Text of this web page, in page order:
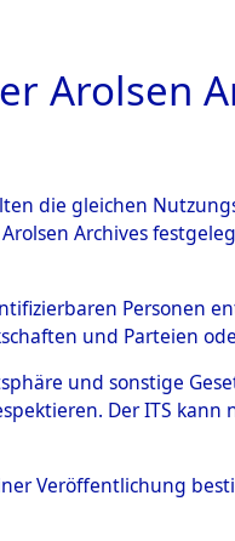
BILD
→0007
Schleswig-Holstein
Arolsen
die gleichen
Archives
Personen
und Parteien
und sonstige
Der ITS
Veröffentlichung